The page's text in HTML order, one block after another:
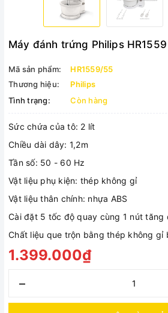
Máy đánh trứng Philips
Mã sản phẩm:
HR1559/55
Thương hiệu:
Philips
Tình trạng:
Còn hàng
Sức chứa của tô: 2 lít
Chiều dài dây: 1,2m
Tần số: 50 - 60 Hz
Vật liệu phụ kiện: thép không gỉ
Vật liệu thân chính: nhựa ABS
Cài đặt 5 tốc độ quay cùng 1 nút tăng
Chất liệu que trộn bằng thép không gỉ
1.399.000₫
–